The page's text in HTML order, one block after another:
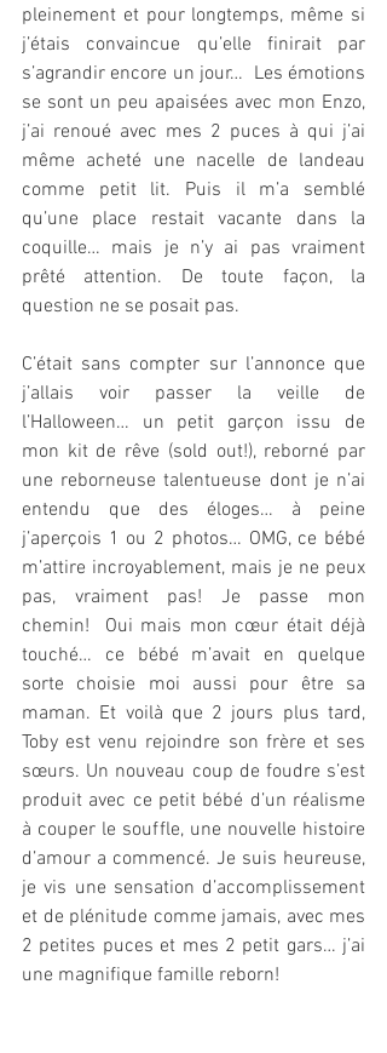
pleinement et pour longtemps, même si
j’étais convaincue qu’elle finirait par
s’agrandir encore un jour…  Les émotions
se sont un peu apaisées avec mon Enzo,
j’ai renoué avec mes 2 puces à qui j’ai
même acheté une nacelle de landeau
comme petit lit. Puis il m’a semblé
qu’une place restait vacante dans la
coquille… mais je n’y ai pas vraiment
prêté attention. De toute façon, la
question ne se posait pas.
C’était sans compter sur l’annonce que
j’allais voir passer la veille de
l’Halloween… un petit garçon issu de
mon kit de rêve (sold out!), reborné par
une reborneuse talentueuse dont je n’ai
entendu que des éloges… à peine
j’aperçois 1 ou 2 photos… OMG, ce bébé
m’attire incroyablement, mais je ne peux
pas, vraiment pas! Je passe mon
chemin!  Oui mais mon cœur était déjà
touché… ce bébé m’avait en quelque
sorte choisie moi aussi pour être sa
maman. Et voilà que 2 jours plus tard,
Toby est venu rejoindre son frère et ses
sœurs. Un nouveau coup de foudre s’est
produit avec ce petit bébé d’un réalisme
à couper le souffle, une nouvelle histoire
d’amour a commencé. Je suis heureuse,
je vis une sensation d’accomplissement
et de plénitude comme jamais, avec mes
2 petites puces et mes 2 petit gars… j’ai
une magnifique famille reborn!